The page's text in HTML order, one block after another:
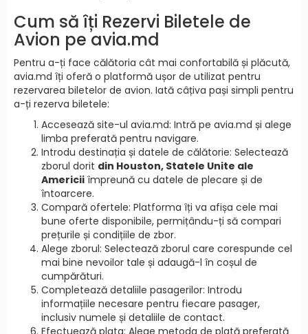
Cum să îți Rezervi Biletele de
Avion pe avia.md
Pentru a-ți face călătoria cât mai confortabilă și plăcută,
avia.md îți oferă o platformă ușor de utilizat pentru
rezervarea biletelor de avion. Iată câțiva pași simpli pentru
a-ți rezerva biletele:
Accesează site-ul avia.md: Intră pe avia.md și alege
limba preferată pentru navigare.
Introdu destinația și datele de călătorie: Selectează
zborul dorit din Houston, Statele Unite ale
Americii împreună cu datele de plecare și de
întoarcere.
Compară ofertele: Platforma îți va afișa cele mai
bune oferte disponibile, permițându-ți să compari
prețurile și condițiile de zbor.
Alege zborul: Selectează zborul care corespunde cel
mai bine nevoilor tale și adaugă-l în coșul de
cumpărături.
Completează detaliile pasagerilor: Introdu
informațiile necesare pentru fiecare pasager,
inclusiv numele și detaliile de contact.
Efectuează plata: Alege metoda de plată preferată